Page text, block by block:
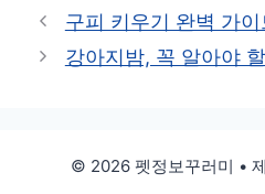
테
리
구피 키우기 완벽 가
강아지밤, 꼭 알아야
© 2026 펫정보꾸러미 •